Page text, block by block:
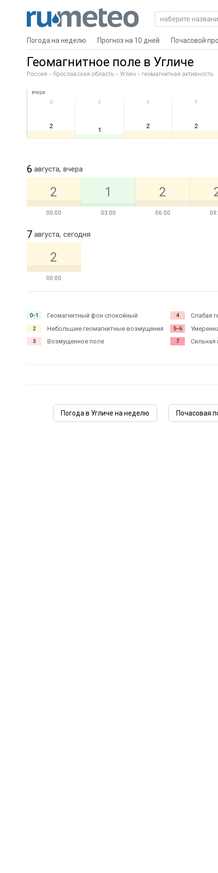
Погода на неделю Прогноз на 10 дней Почасовой
Геомагнитное поле в Угличе
Россия Ярославская область Углич геомагнитная активность
вчера
0
2
3
1
6
2
9
2
6 августа, вчера
00:00
2
03:00
1
06:00
2
7 августа, сегодня
00:00
2
0−1 Геомагнитный фон спокойный
2 Небольшие геомагнитные возмущения
3 Возмущенное поле
4 Слабая
5−6
7 Сильная
Погода в Угличе на неделю Почасовая